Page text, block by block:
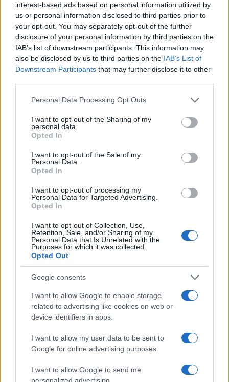
interest-based ads based on personal information utilized by
us or personal information disclosed to third parties prior to
your opt-out. You may separately opt-out of the further
disclosure of your personal information by third parties on the
IAB’s list of downstream participants. This information may
also be disclosed by us to third parties on the IAB’s List of
Downstream Participants that may further disclose it to other
Please note that this website/app uses one or more Google
not limited to your visit or usage behaviour. You may click to
grant or deny consent to Google and its third-party tags to
use your data for below specified purposes in below Google
consent section.
Personal Data Processing Opt Outs
I want to opt-out of the Sharing of my
personal data.
Opted In
I want to opt-out of the Sale of my
Personal Data.
Opted In
I want to opt-out of processing my
Personal Data for Targeted Advertising.
Opted In
I want to opt-out of Collection, Use,
Retention, Sale, and/or Sharing of my
Personal Data that Is Unrelated with the
Purposes for which it was collected.
Opted Out
Google consents
I want to allow Google to enable storage
related to advertising like cookies on web or
device identifiers in apps.
I want to allow my user data to be sent to
Google for online advertising purposes.
I want to allow Google to send me
personalized advertising.
Continua a leggere
LIFESTYLE